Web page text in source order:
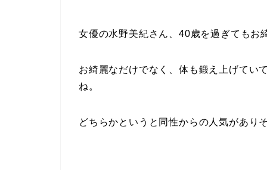
女優の水野美紀さん、40歳を過ぎてもお
お綺麗なだけでなく、体も鍛え上げてい
ね。
どちらかというと同性からの人気があり